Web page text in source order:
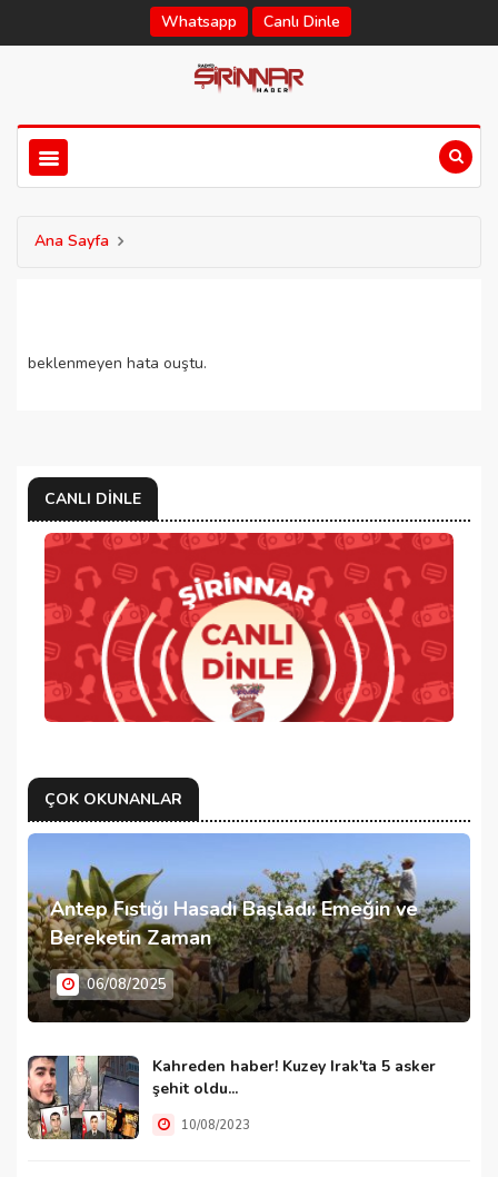
Whatsapp Canlı Dinle
Ana Sayfa
beklenmeyen hata ouştu.
CANLI DINLE
ÇOK OKUNANLAR
Antep Fıstığı Hasadı Başladı: Emeğin ve
Bereketin Zaman
06/08/2025
Kahreden haber! Kuzey Irak'ta 5 asker
şehit oldu...
10/08/2023